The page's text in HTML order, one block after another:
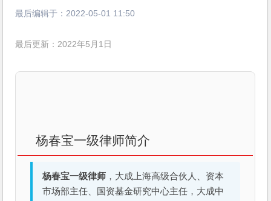
最后编辑于： 2022-05-01 11:50
最后更新：2022年5月1日
杨春宝一级律师简介
杨春宝一级律师 ，大成上海高级合伙人、资本
市场部主任、国资基金研究中心主任，大成中